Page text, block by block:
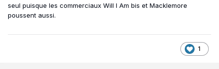
seul puisque les commerciaux Will I Am bis et Macklemore
poussent aussi.
1